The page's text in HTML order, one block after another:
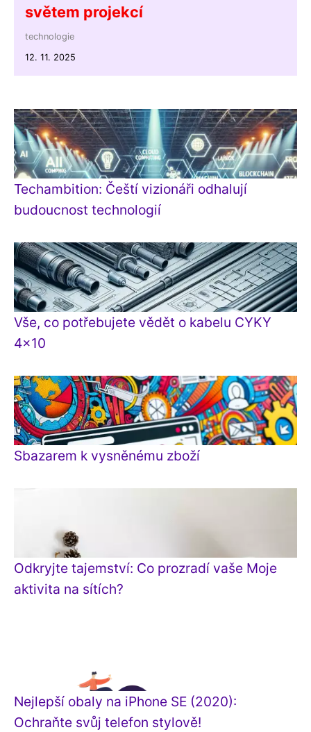
světem projekcí
technologie
12. 11. 2025
Techambition: Čeští vizionáři odhalují
budoucnost technologií
Vše, co potřebujete vědět o kabelu CYKY
4x10
Sbazarem k vysněnému zboží
Odkryjte tajemství: Co prozradí vaše Moje
aktivita na sítích?
Nejlepší obaly na iPhone SE (2020):
Ochraňte svůj telefon stylově!